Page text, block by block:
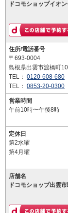
ドコモショップイオ
住所/電話番号
〒693-0004
島根県出雲市渡橋町
TEL： 0120-608-680
TEL： 0853-20-0300
営業時間
午前10時〜午後8時
定休日
第2水曜
第4月曜
店舗名
ドコモショップ出雲